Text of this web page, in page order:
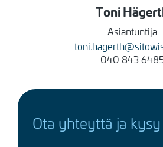
Toni
Asiantuntija
040 843
Ota yhteyttä ja kysy